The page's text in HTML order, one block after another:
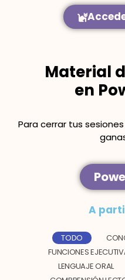
Material
en
Para cerrar tus
A
TODO
FUNCIONES
LENGUAJE ORAL